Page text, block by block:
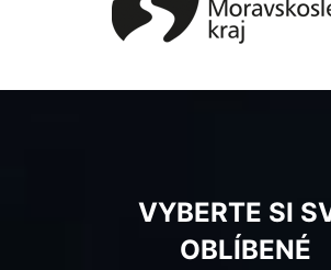
VYBERTE SI
OBLÍBENÉ